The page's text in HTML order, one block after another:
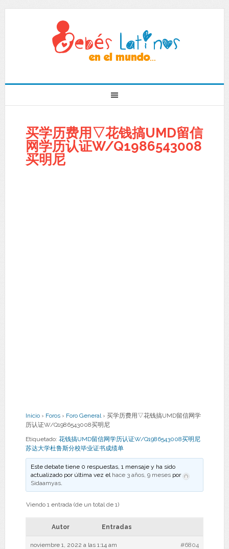
买学历费用▽花钱搞UMD留信
网学历认证W/Q1986543008
买明尼
Inicio › Foros › Foro General › 买学历费用▽花钱搞UMD留信网学
历认证W/Q1986543008买明尼
Etiquetado: 花钱搞UMD留信网学历认证W/Q1986543008买明尼
苏达大学杜鲁斯分校毕业证书成绩单
Este debate tiene 0 respuestas, 1 mensaje y ha sido
actualizado por última vez el hace 3 años, 9 meses por
Sidaamyas.
Viendo 1 entrada (de un total de 1)
Autor Entradas
noviembre 1, 2022 a las 1:14 am #6804